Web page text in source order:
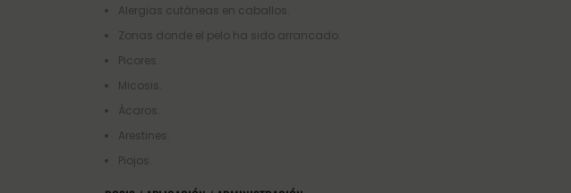
Alergias cutáneas en caballos.
Zonas donde el pelo ha sido arrancado.
Picores.
Micosis.
Ácaros.
Arestines.
Piojos.